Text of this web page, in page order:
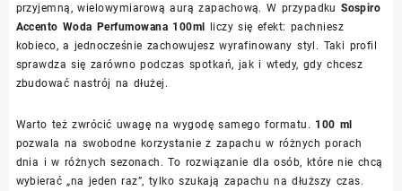
przyjemną, wielowymiarową aurą zapachową. W przypadkuSospiro
Accento Woda Perfumowana 100ml liczy się efekt: pachniesz
kobieco, a jednocześnie zachowujesz wyrafinowany styl. Taki profil
sprawdza się zarówno podczas spotkań, jak i wtedy, gdy chcesz
zbudować nastrój na dłużej.
Warto też zwrócić uwagę na wygodę samego formatu. 100 ml
pozwala na swobodne korzystanie z zapachu w różnych porach
dnia i w różnych sezonach. To rozwiązanie dla osób, które nie chcą
wybierać „na jeden raz”, tylko szukają zapachu na dłuższy czas.